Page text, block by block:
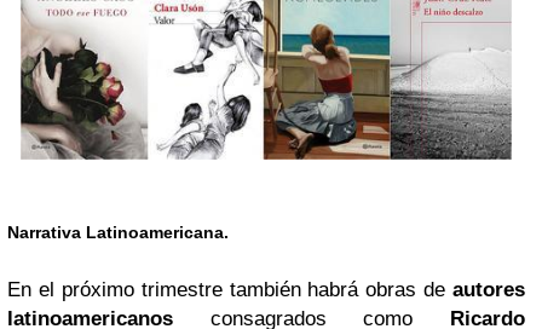
Narrativa Latinoamericana.
En el próximo trimestre también habrá obras de autores
latinoamericanos consagrados como Ricardo